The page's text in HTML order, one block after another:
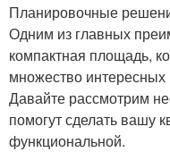
Планировочные
Одним из главных
компактная площадь,
множество
Давайте рассмотрим
помогут сделать вашу
функциональной.